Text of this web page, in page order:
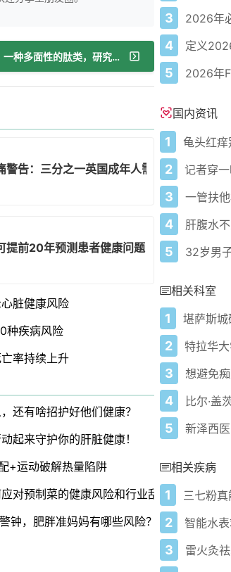
下一篇：利拉鲁肽：一种多面性的肽类，研究前景不断扩展
警告：三分之一英国成年人需警惕长期使用
提前20年预测患者健康问题
脏健康风险
种疾病风险
率持续上升
还有啥招护好他们健康？
起来守护你的肝脏健康！
+运动破解热量陷阱
对预制菜的健康风险和行业乱象？
钟，肥胖准妈妈有哪些风险？
3 2026年
4
5 2026年
国内资讯
1
2
3
4
5
相关科室
1
2
3
4
5
相关疾病
1
2
3